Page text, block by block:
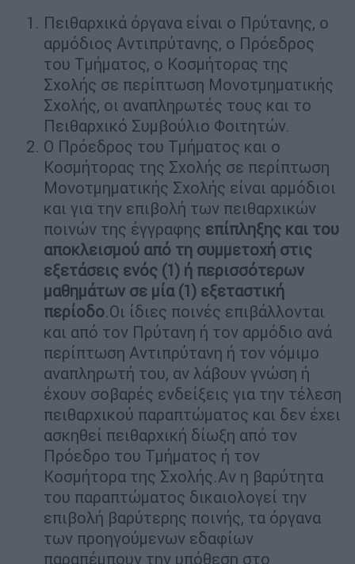
Πειθαρχικά όργανα είναι ο Πρύτανης, ο
αρμόδιος Αντιπρύτανης, ο Πρόεδρος
του Τμήματος, ο Κοσμήτορας της
Σχολής σε περίπτωση Μονοτμηματικής
Σχολής, οι αναπληρωτές τους και το
Πειθαρχικό Συμβούλιο Φοιτητών.
Ο Πρόεδρος του Τμήματος και ο
Κοσμήτορας της Σχολής σε περίπτωση
Μονοτμηματικής Σχολής είναι αρμόδιοι
και για την επιβολή των πειθαρχικών
ποινών της έγγραφης επίπληξης και του
αποκλεισμού από τη συμμετοχή στις
εξετάσεις ενός (1) ή περισσότερων
μαθημάτων σε μία (1) εξεταστική
περίοδο.Οι ίδιες ποινές επιβάλλονται
και από τον Πρύτανη ή τον αρμόδιο ανά
περίπτωση Αντιπρύτανη ή τον νόμιμο
αναπληρωτή του, αν λάβουν γνώση ή
έχουν σοβαρές ενδείξεις για την τέλεση
πειθαρχικού παραπτώματος και δεν έχει
ασκηθεί πειθαρχική δίωξη από τον
Πρόεδρο του Τμήματος ή τον
Κοσμήτορα της Σχολής.Αν η βαρύτητα
του παραπτώματος δικαιολογεί την
επιβολή βαρύτερης ποινής, τα όργανα
των προηγούμενων εδαφίων
παραπέμπουν την υπόθεση στο